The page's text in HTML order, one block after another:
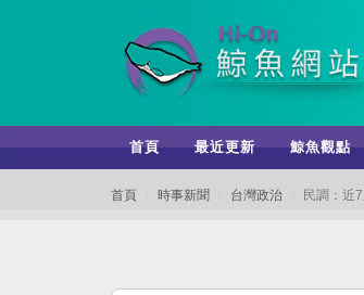
首頁 最近更新 鯨魚觀點
首頁 時事新聞 台灣政治 民調：近